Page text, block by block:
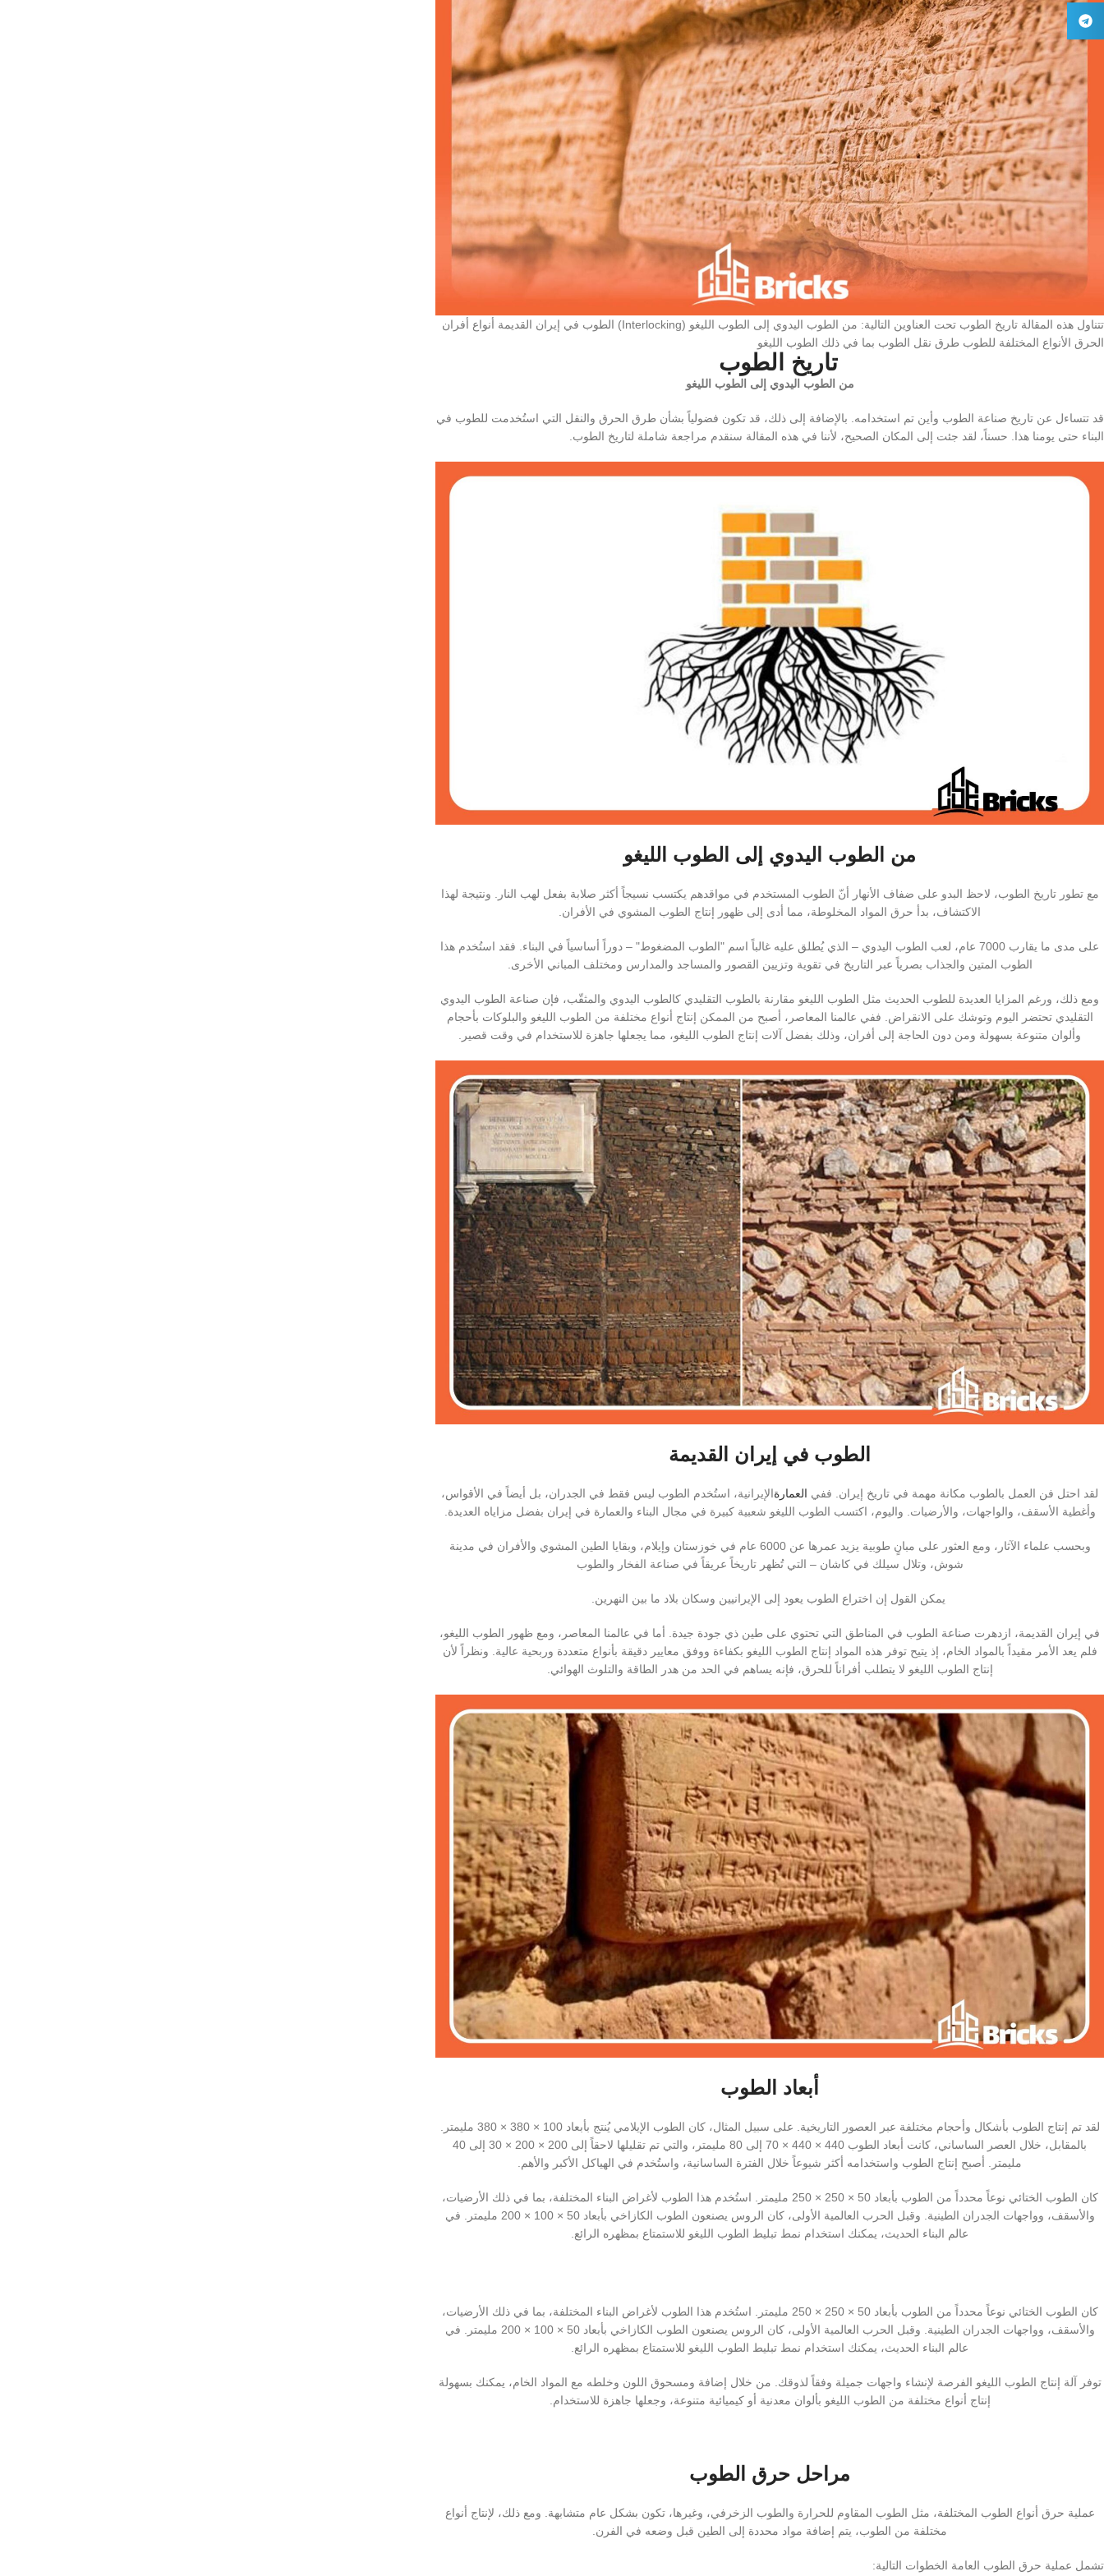
تتناول هذه المقالة تاريخ الطوب تحت العناوين التالية: من الطوب اليدوي إلى الطوب الليغو (Interlocking) الطوب في إيران القديمة أنواع أفران
الحرق الأنواع المختلفة للطوب طرق نقل الطوب بما في ذلك الطوب الليغو
تاريخ الطوب
من الطوب اليدوي إلى الطوب الليغو
قد تتساءل عن تاريخ صناعة الطوب وأين تم استخدامه. بالإضافة إلى ذلك، قد تكون فضولياً بشأن طرق الحرق والنقل التي استُخدمت للطوب في
البناء حتى يومنا هذا. حسناً، لقد جئت إلى المكان الصحيح، لأننا في هذه المقالة سنقدم مراجعة شاملة لتاريخ الطوب.
من الطوب اليدوي إلى الطوب الليغو
مع تطور تاريخ الطوب، لاحظ البدو على ضفاف الأنهار أنّ الطوب المستخدم في مواقدهم يكتسب نسيجاً أكثر صلابة بفعل لهب النار. ونتيجة لهذا
الاكتشاف، بدأ حرق المواد المخلوطة، مما أدى إلى ظهور إنتاج الطوب المشوي في الأفران.
على مدى ما يقارب 7000 عام، لعب الطوب اليدوي – الذي يُطلق عليه غالباً اسم "الطوب المضغوط" – دوراً أساسياً في البناء. فقد استُخدم هذا
الطوب المتين والجذاب بصرياً عبر التاريخ في تقوية وتزيين القصور والمساجد والمدارس ومختلف المباني الأخرى.
ومع ذلك، ورغم المزايا العديدة للطوب الحديث مثل الطوب الليغو مقارنة بالطوب التقليدي كالطوب اليدوي والمثقّب، فإن صناعة الطوب اليدوي
التقليدي تحتضر اليوم وتوشك على الانقراض. ففي عالمنا المعاصر، أصبح من الممكن إنتاج أنواع مختلفة من الطوب الليغو والبلوكات بأحجام
وألوان متنوعة بسهولة ومن دون الحاجة إلى أفران، وذلك بفضل آلات إنتاج الطوب الليغو، مما يجعلها جاهزة للاستخدام في وقت قصير.
الطوب في إيران القديمة
لقد احتل فن العمل بالطوب مكانة مهمة في تاريخ إيران. ففي العمارةالإيرانية، استُخدم الطوب ليس فقط في الجدران، بل أيضاً في الأقواس،
وأغطية الأسقف، والواجهات، والأرضيات. واليوم، اكتسب الطوب الليغو شعبية كبيرة في مجال البناء والعمارة في إيران بفضل مزاياه العديدة.
وبحسب علماء الآثار، ومع العثور على مبانٍ طوبية يزيد عمرها عن 6000 عام في خوزستان وإيلام، وبقايا الطين المشوي والأفران في مدينة
شوش، وتلال سيلك في كاشان – التي تُظهر تاريخاً عريقاً في صناعة الفخار والطوب
يمكن القول إن اختراع الطوب يعود إلى الإيرانيين وسكان بلاد ما بين النهرين.
في إيران القديمة، ازدهرت صناعة الطوب في المناطق التي تحتوي على طين ذي جودة جيدة. أما في عالمنا المعاصر، ومع ظهور الطوب الليغو،
فلم يعد الأمر مقيداً بالمواد الخام، إذ يتيح توفر هذه المواد إنتاج الطوب الليغو بكفاءة ووفق معايير دقيقة بأنواع متعددة وربحية عالية. ونظراً لأن
إنتاج الطوب الليغو لا يتطلب أفراناً للحرق، فإنه يساهم في الحد من هدر الطاقة والتلوث الهوائي.
أبعاد الطوب
لقد تم إنتاج الطوب بأشكال وأحجام مختلفة عبر العصور التاريخية. على سبيل المثال، كان الطوب الإيلامي يُنتج بأبعاد 100 × 380 × 380 مليمتر.
بالمقابل، خلال العصر الساساني، كانت أبعاد الطوب 440 × 440 × 70 إلى 80 مليمتر، والتي تم تقليلها لاحقاً إلى 200 × 200 × 30 إلى 40
مليمتر. أصبح إنتاج الطوب واستخدامه أكثر شيوعاً خلال الفترة الساسانية، واستُخدم في الهياكل الأكبر والأهم.
كان الطوب الختائي نوعاً محدداً من الطوب بأبعاد 50 × 250 × 250 مليمتر. استُخدم هذا الطوب لأغراض البناء المختلفة، بما في ذلك الأرضيات،
والأسقف، وواجهات الجدران الطينية. وقبل الحرب العالمية الأولى، كان الروس يصنعون الطوب الكازاخي بأبعاد 50 × 100 × 200 مليمتر. في
عالم البناء الحديث، يمكنك استخدام نمط تبليط الطوب الليغو للاستمتاع بمظهره الرائع.
كان الطوب الختائي نوعاً محدداً من الطوب بأبعاد 50 × 250 × 250 مليمتر. استُخدم هذا الطوب لأغراض البناء المختلفة، بما في ذلك الأرضيات،
والأسقف، وواجهات الجدران الطينية. وقبل الحرب العالمية الأولى، كان الروس يصنعون الطوب الكازاخي بأبعاد 50 × 100 × 200 مليمتر. في
عالم البناء الحديث، يمكنك استخدام نمط تبليط الطوب الليغو للاستمتاع بمظهره الرائع.
توفر آلة إنتاج الطوب الليغو الفرصة لإنشاء واجهات جميلة وفقاً لذوقك. من خلال إضافة ومسحوق اللون وخلطه مع المواد الخام، يمكنك بسهولة
إنتاج أنواع مختلفة من الطوب الليغو بألوان معدنية أو كيميائية متنوعة، وجعلها جاهزة للاستخدام.
مراحل حرق الطوب
عملية حرق أنواع الطوب المختلفة، مثل الطوب المقاوم للحرارة والطوب الزخرفي، وغيرها، تكون بشكل عام متشابهة. ومع ذلك، لإنتاج أنواع
مختلفة من الطوب، يتم إضافة مواد محددة إلى الطين قبل وضعه في الفرن.
تشمل عملية حرق الطوب العامة الخطوات التالية: